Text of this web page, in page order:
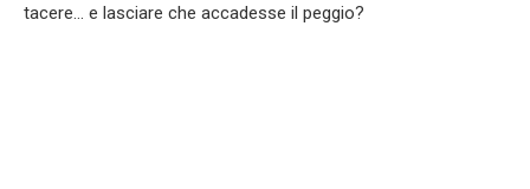
tacere… e lasciare che accadesse il peggio?